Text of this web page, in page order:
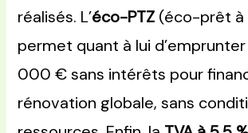
réalisés. L’éco-PTZ (éco-prêt à
permet quant à lui d’emprunter
000 € sans intérêts pour
rénovation globale, sans